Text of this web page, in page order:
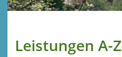
Leistungen A-Z